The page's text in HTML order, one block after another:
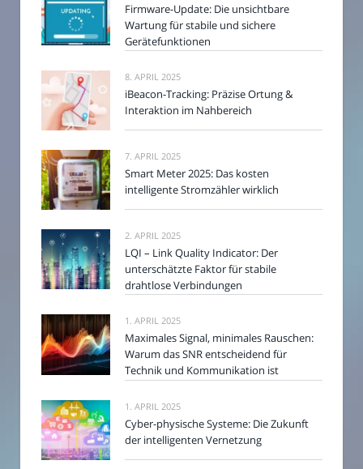
Firmware-Update: Die unsichtbare
Wartung für stabile und sichere
Gerätefunktionen
8. APRIL 2025
iBeacon-Tracking: Präzise Ortung &
Interaktion im Nahbereich
7. APRIL 2025
Smart Meter 2025: Das kosten
intelligente Stromzähler wirklich
2. APRIL 2025
LQI – Link Quality Indicator: Der
unterschätzte Faktor für stabile
drahtlose Verbindungen
1. APRIL 2025
Maximales Signal, minimales Rauschen:
Warum das SNR entscheidend für
Technik und Kommunikation ist
1. APRIL 2025
Cyber-physische Systeme: Die Zukunft
der intelligenten Vernetzung